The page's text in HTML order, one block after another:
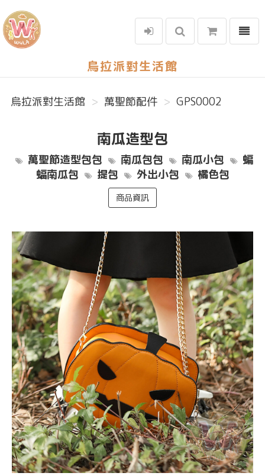
烏拉派對生活館
選單
烏拉派對生活館 萬聖節配件 GPS0002
南瓜造型包
萬聖節造型包包 南瓜包包 南瓜小包
蝙
蝠南瓜包
提包 外出小包 橘色包
商品資訊